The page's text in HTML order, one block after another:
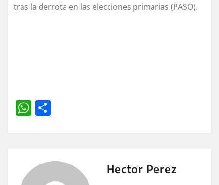
tras la derrota en las elecciones primarias (PASO).
W
A Hector Perez